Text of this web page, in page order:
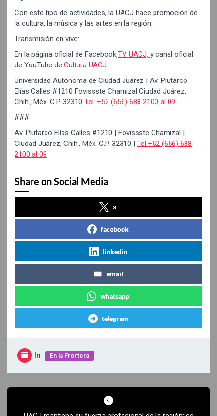
Con este tipo de actividades, la UACJ hace promoción de
la cultura, la música y las artes en la región.
Transmisión en vivo:
En la página oficial de Facebook,TV UACJ, y canal oficial
de YouTube de Cultura UACJ.
Universidad Autónoma de Ciudad Juárez | Av. Plutarco
Elías Calles #1210 Fovissste Chamizal Ciudad Juárez,
Chih., Méx. C.P. 32310 Tel. +52 (656) 688 2100 al 09
###
Av. Plutarco Elías Calles #1210 | Fovissste Chamizal |
Ciudad Juárez, Chih., Méx. C.P. 32310 | Tel.+52 (656) 688
2100 al 09
Share on Social Media
x
facebook
linkedin
email
whatsapp
telegram
In En la Frontera
Navegación